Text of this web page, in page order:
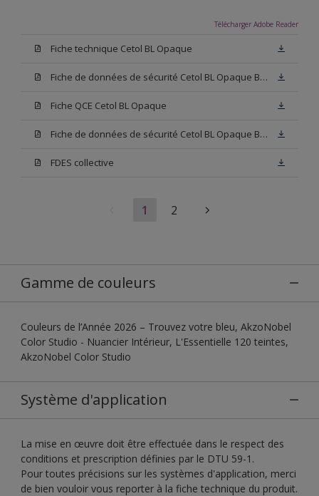
Télécharger Adobe Reader
Fiche technique Cetol BL Opaque
Fiche de données de sécurité Cetol BL Opaque Blanc
Fiche QCE Cetol BL Opaque
Fiche de données de sécurité Cetol BL Opaque Base W05
FDES collective
1 2
Gamme de couleurs
Couleurs de l’Année 2026 – Trouvez votre bleu, AkzoNobel
Color Studio - Nuancier Intérieur, L'Essentielle 120 teintes,
AkzoNobel Color Studio
Système d'application
La mise en œuvre doit être effectuée dans le respect des
conditions et prescription définies par le DTU 59-1.
Pour toutes précisions sur les systèmes d'application, merci
de bien vouloir vous reporter à la fiche technique du produit.